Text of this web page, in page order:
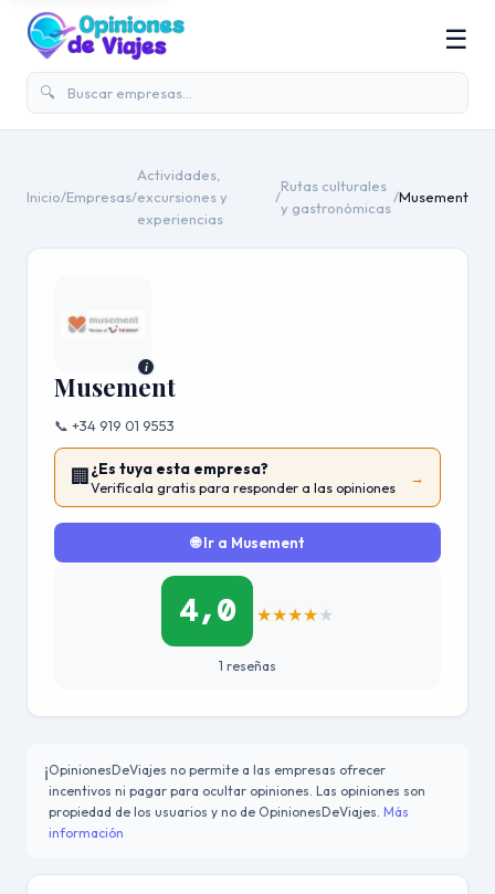
🔍
☰
Inicio/Empresas/
Actividades,
excursiones y
experiencias
/
Rutas culturales
y gastronómicas
/Musement
i
Musement
📞 +34 919 01 9553
🏢¿Es tuya esta empresa?
Verifícala gratis para responder a las opiniones
→
🌐 Ir a Musement
4,0 ★★★★★
1 reseñas
ℹ️OpinionesDeViajes no permite a las empresas ofrecer
incentivos ni pagar para ocultar opiniones. Las opiniones son
propiedad de los usuarios y no de OpinionesDeViajes. Más
información